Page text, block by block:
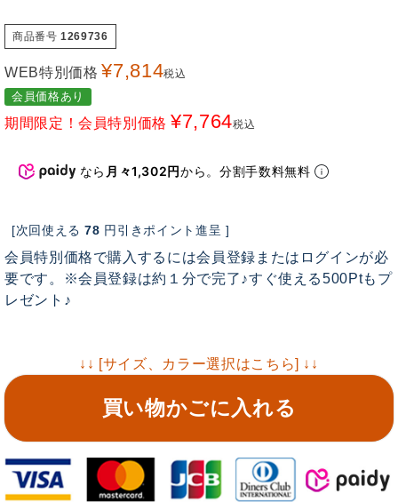
商品番号 1269736
WEB特別価格 ¥7,814税込
会員価格あり
期間限定！会員特別価格 ¥7,764税込
なら 月々1,302円から。分割手数料無料
[次回使える 78 円引きポイント進呈 ]
会員特別価格で購入するには会員登録またはログインが必
要です。※会員登録は約１分で完了♪すぐ使える500Ptもプ
レゼント♪
↓↓ [サイズ、カラー選択はこちら] ↓↓
買い物かごに入れる